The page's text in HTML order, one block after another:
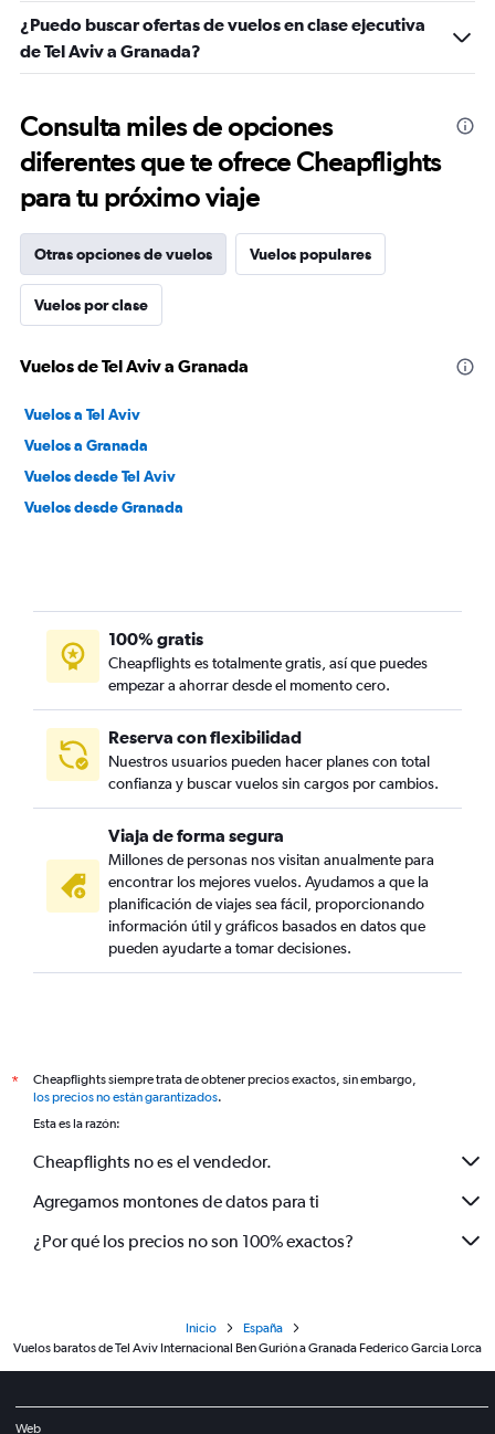
¿Puedo buscar ofertas de vuelos en clase ejecutiva
de Tel Aviv a Granada?
Consulta miles de opciones
diferentes que te ofrece Cheapflights
para tu próximo viaje
Otras opciones de vuelos Vuelos populares
Vuelos por clase
Vuelos de Tel Aviv a Granada
Vuelos a Tel Aviv
Vuelos a Granada
Vuelos desde Tel Aviv
Vuelos desde Granada
100% gratis
Cheapflights es totalmente gratis, así que puedes
empezar a ahorrar desde el momento cero.
Reserva con flexibilidad
Nuestros usuarios pueden hacer planes con total
confianza y buscar vuelos sin cargos por cambios.
Viaja de forma segura
Millones de personas nos visitan anualmente para
encontrar los mejores vuelos. Ayudamos a que la
planificación de viajes sea fácil, proporcionando
información útil y gráficos basados en datos que
pueden ayudarte a tomar decisiones.
*
Cheapflights siempre trata de obtener precios exactos, sin embargo,
los precios no están garantizados.
Esta es la razón:
Cheapflights no es el vendedor.
Agregamos montones de datos para ti
¿Por qué los precios no son 100% exactos?
Inicio
España
Vuelos baratos de Tel Aviv Internacional Ben Gurión a Granada Federico Garcia Lorca
Web